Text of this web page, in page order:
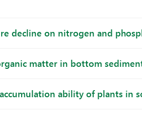
decline on nitrogen and
matter in bottom
ability of plants in